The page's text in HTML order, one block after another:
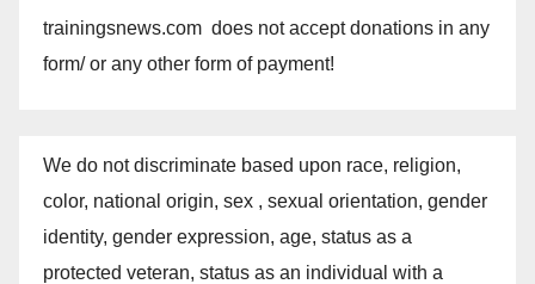
trainingsnews.com does not accept donations in any
form/ or any other form of payment!
We do not discriminate based upon race, religion,
color, national origin, sex , sexual orientation, gender
identity, gender expression, age, status as a
protected veteran, status as an individual with a